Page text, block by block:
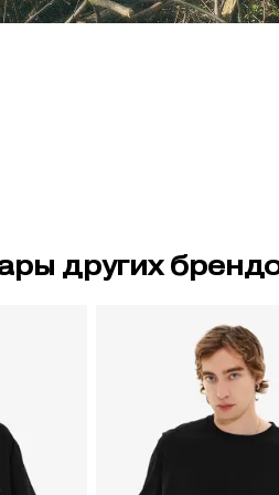
других